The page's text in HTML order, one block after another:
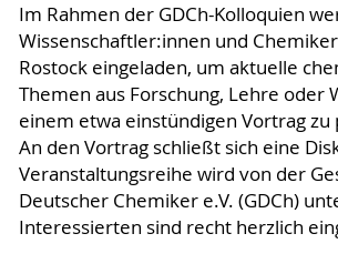
Im Rahmen der GDCh-Kolloquien
Wissenschaftler:innen und
Rostock eingeladen, um aktuelle
Themen aus Forschung, Lehre oder
einem etwa einstündigen Vortrag
An den Vortrag schließt sich eine
Veranstaltungsreihe wird von der
Deutscher Chemiker e.V. (GDCh)
Interessierten sind recht herzlich